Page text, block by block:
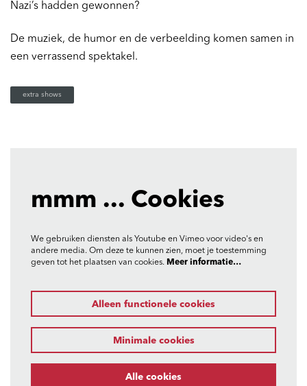
Nazi’s hadden gewonnen?
De muziek, de humor en de verbeelding komen samen in
een verrassend spektakel.
extra shows
mmm ... Cookies
We gebruiken diensten als Youtube en Vimeo voor video's en
andere media. Om deze te kunnen zien, moet je toestemming
geven tot het plaatsen van cookies. Meer informatie…
Alleen functionele cookies
Minimale cookies
Alle cookies